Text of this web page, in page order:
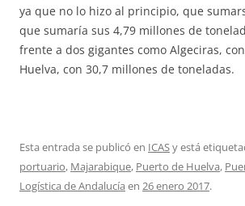
ya que no lo hizo al principio, que
que sumaría sus 4,79 millones de
frente a dos gigantes como Algeciras,
Huelva, con 30,7 millones de toneladas.
Esta entrada se publicó en ICASy está
portuario, Majarabique, Puerto de Huelva,
Logística de Andalucía en 26 enero 2017.